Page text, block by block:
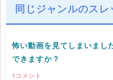
同じジャンルのスレ
怖い動画を見てしまいまし
できますか？
1コメント